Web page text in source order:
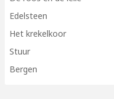
Edelsteen
Het krekelkoor
Stuur
Bergen